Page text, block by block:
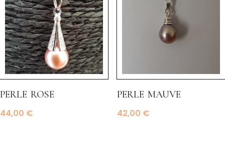
perle rose
44,00 €
perle mauve
42,00 €